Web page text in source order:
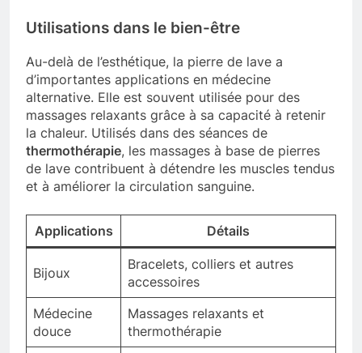
Utilisations dans le bien-être
Au-delà de l’esthétique, la pierre de lave a
d’importantes applications en médecine
alternative. Elle est souvent utilisée pour des
massages relaxants grâce à sa capacité à retenir
la chaleur. Utilisés dans des séances de
thermothérapie, les massages à base de pierres
de lave contribuent à détendre les muscles tendus
et à améliorer la circulation sanguine.
Applications Détails
Bijoux
Bracelets, colliers et autres
accessoires
Médecine
douce
Massages relaxants et
thermothérapie